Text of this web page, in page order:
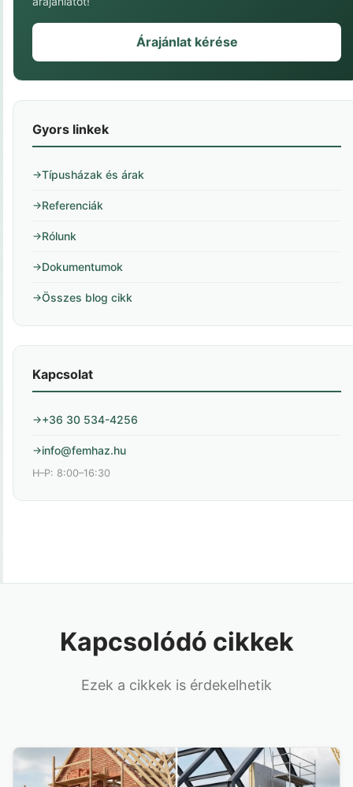
Árajánlat kérése
Gyors linkek
Típusházak és árak
Referenciák
Rólunk
Dokumentumok
Összes blog cikk
Kapcsolat
+36 30 534-4256
info@femhaz.hu
H–P: 8:00–16:30
Kapcsolódó cikkek
Ezek a cikkek is érdekelhetik